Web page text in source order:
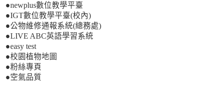
●newplus數位教學平臺
●IGT數位教學平臺(校內)
●公物維修通報系統(總務處)
●LIVE ABC英語學習系統
●easy test
●校園植物地圖
●粉絲專頁
●空氣品質